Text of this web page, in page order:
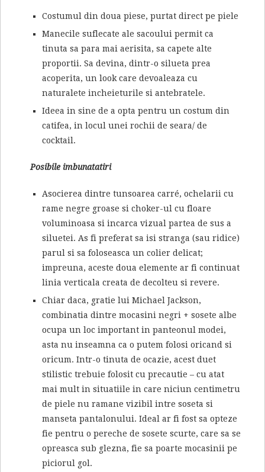
Costumul din doua piese, purtat direct pe piele
Manecile suflecate ale sacoului permit ca
tinuta sa para mai aerisita, sa capete alte
proportii. Sa devina, dintr-o silueta prea
acoperita, un look care devoaleaza cu
naturalete incheieturile si antebratele.
Ideea in sine de a opta pentru un costum din
catifea, in locul unei rochii de seara/ de
cocktail.
Posibile imbunatatiri
Asocierea dintre tunsoarea carré, ochelarii cu
rame negre groase si choker-ul cu floare
voluminoasa si incarca vizual partea de sus a
siluetei. As fi preferat sa isi stranga (sau ridice)
parul si sa foloseasca un colier delicat;
impreuna, aceste doua elemente ar fi continuat
linia verticala creata de decolteu si revere.
Chiar daca, gratie lui Michael Jackson,
combinatia dintre mocasini negri + sosete albe
ocupa un loc important in panteonul modei,
asta nu inseamna ca o putem folosi oricand si
oricum. Intr-o tinuta de ocazie, acest duet
stilistic trebuie folosit cu precautie – cu atat
mai mult in situatiile in care niciun centimetru
de piele nu ramane vizibil intre soseta si
manseta pantalonului. Ideal ar fi fost sa opteze
fie pentru o pereche de sosete scurte, care sa se
opreasca sub glezna, fie sa poarte mocasinii pe
piciorul gol.